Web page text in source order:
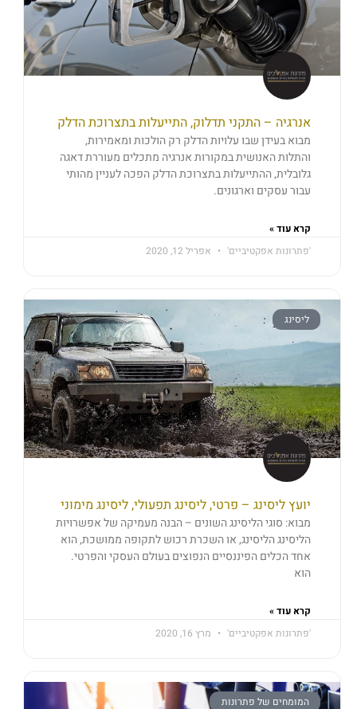
אנרגיה – התקני תדלוק, התייעלות בתצרוכת הדלק
מבוא בעידן שבו עלויות הדלק רק הולכות ומאמירות,
והתלות האנושית במקורות אנרגיה מתכלים מעוררת דאגה
גלובלית, ההתייעלות בתצרוכת הדלק הפכה לעניין מהותי
עבור עסקים וארגונים.
קרא עוד »
'פתרונות אפקטיביים'
אפריל 12, 2020
ליסינג
יועץ ליסינג – פרטי, ליסינג תפעולי, ליסינג מימוני
מבוא: סוגי הליסינג השונים – הבנה מעמיקה של אפשרויות
הליסינג הליסינג, או השכרת רכוש לתקופה ממושכת, הוא
אחד הכלים הפיננסיים הנפוצים בעולם העסקי והפרטי.
הוא
קרא עוד »
'פתרונות אפקטיביים'
מרץ 16, 2020
המומחים של פתרונות